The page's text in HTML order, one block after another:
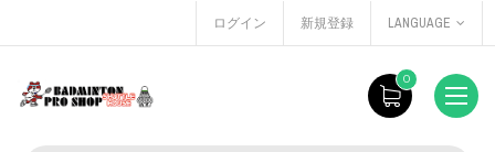
ログイン 新規登録 LANGUAGE
0